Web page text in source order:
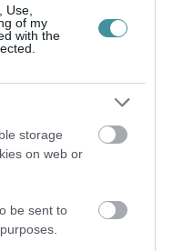
Use,
of my
with the
storage
on web or
be sent to